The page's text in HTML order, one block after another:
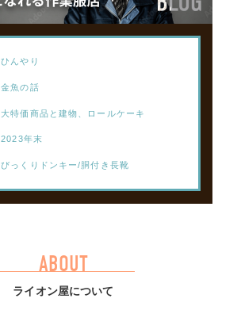
ひんやり
金魚の話
大特価商品と建物、ロールケーキ
2023年末
びっくりドンキー/胴付き長靴
ABOUT
ライオン屋について